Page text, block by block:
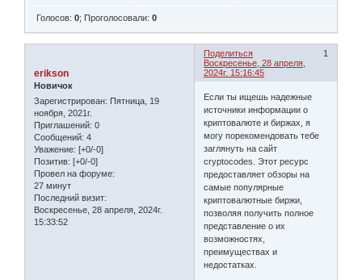
Голосов: 0; Проголосовали: 0
Поделиться
1
Воскресенье, 28 апреля,
2024г. 15:16:45
erikson
Новичок
Зарегистрирован: Пятница, 19
ноября, 2021г.
Приглашений: 0
Сообщений: 4
Уважение: [+0/-0]
Позитив: [+0/-0]
Провел на форуме:
27 минут
Последний визит:
Воскресенье, 28 апреля, 2024г.
15:33:52
Если ты ищешь надежные
источники информации о
криптовалюте и биржах, я
могу порекомендовать тебе
заглянуть на сайт
cryptocodes. Этот ресурс
предоставляет обзоры на
самые популярные
криптовалютные биржи,
позволяя получить полное
представление о их
возможностях,
преимуществах и
недостатках.